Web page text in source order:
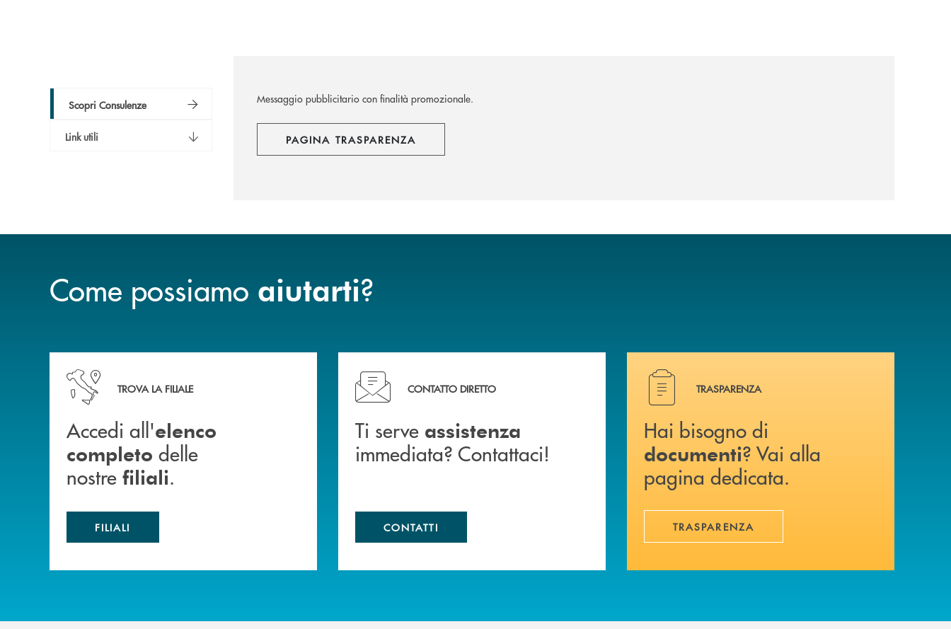
Scopri Consulenze
Link utili
Messaggio pubblicitario con finalità promozionale.
PAGINA TRASPARENZA
Come possiamo aiutarti?
Accedi all' elenco completo delle nostre&nbsp; filiali .
TROVA LA FILIALE
Accedi all'elenco
completo delle
nostre filiali.
FILIALI
Ti serve assistenza immediata? Contattaci!
CONTATTO DIRETTO
Ti serve assistenza
immediata? Contattaci!
CONTATTI
Hai bisogno di documenti ? Vai alla pagina dedicata.
TRASPARENZA
Hai bisogno di
documenti? Vai alla
pagina dedicata.
TRASPARENZA